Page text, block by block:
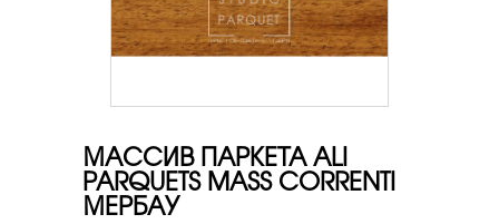
МАССИВ ПАРКЕТА ALI
PARQUETS MASS CORRENTI
МЕРБАУ